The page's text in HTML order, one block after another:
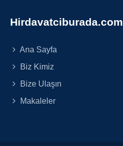
Hirdavatciburada.com
Ana Sayfa
Biz Kimiz
Bize Ulaşın
Makaleler